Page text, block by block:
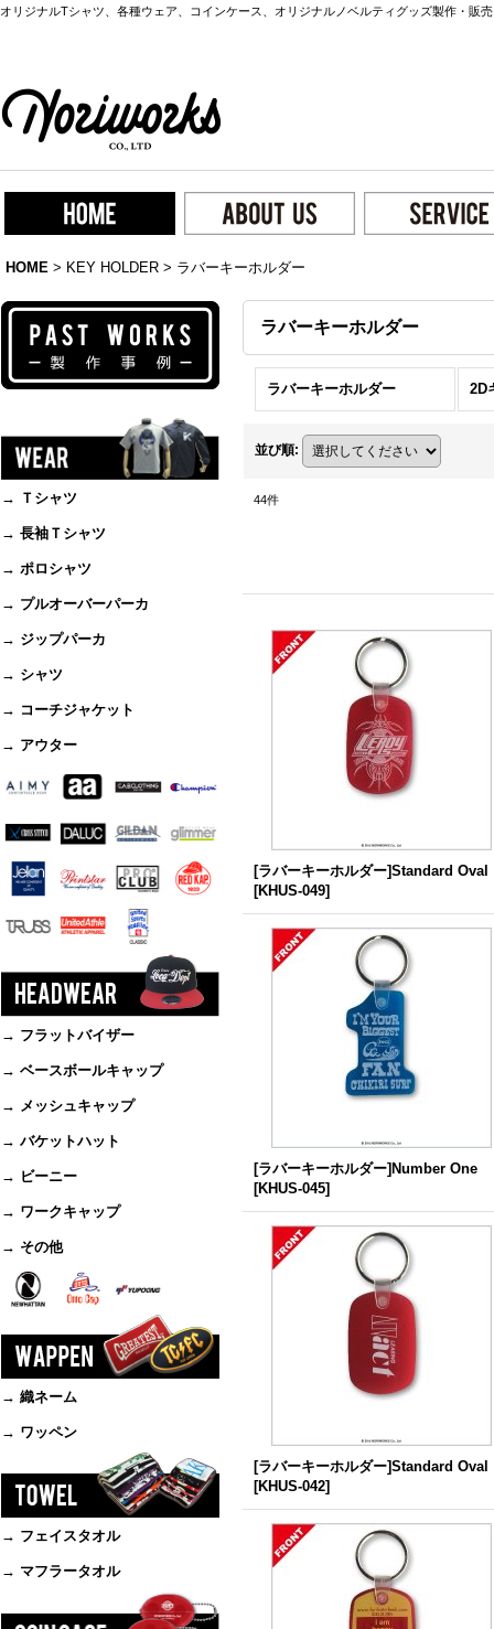
オリジナルTシャツ、各種ウェア、コインケース、オリジナルノベルティグッズ製作・販
HOME > KEY HOLDER > ラバーキーホルダー
→ Ｔシャツ
→ 長袖Ｔシャツ
→ ポロシャツ
→ プルオーバーパーカ
→ ジップパーカ
→ シャツ
→ コーチジャケット
→ アウター
→ フラットバイザー
→ ベースボールキャップ
→ メッシュキャップ
→ バケットハット
→ ビーニー
→ ワークキャップ
→ その他
→ 織ネーム
→ ワッペン
→ フェイスタオル
→ マフラータオル
ラバーキーホルダー
ラバーキーホルダー 2D
並び順:
44件
[ラバーキーホルダー]Standard Oval
[KHUS-049]
[ラバーキーホルダー]Number One
[KHUS-045]
[ラバーキーホルダー]Standard Oval
[KHUS-042]